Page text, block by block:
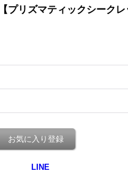
プリズマティックシーク
お気に入り登録